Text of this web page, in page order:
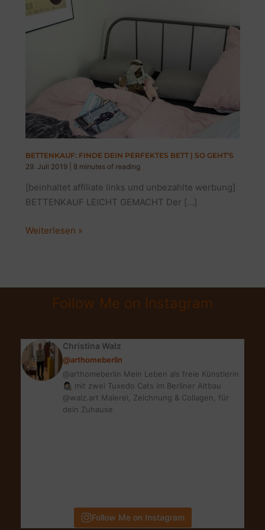
BETTENKAUF: FINDE DEIN PERFEKTES BETT | SO GEHT’S
29. Juli 2019
8 minutes of reading
[beinhaltet affiliate links und unbezahlte werbung]
BETTENKAUF LEICHT GEMACHT Der […]
BETTENKAUF:
BETT
Weiterlesen »
Follow Me on Instagram
Christina Walz
@arthomeberlin
@arthomeberlin Mein Leben als freie Künstlerin
👩🏻‍🎨 mit zwei Tuxedo Cats im Berliner Altbau
@walz.art Malerei, Zeichnung & Collagen, für
dein Zuhause
Follow Me on Instagram